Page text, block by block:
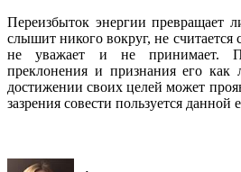
Переизбыток энергии превращает
слышит никого вокруг, не
не уважает и не принимает.
преклонения и признания его как
достижении своих целей может
зазрения совести пользуется данной